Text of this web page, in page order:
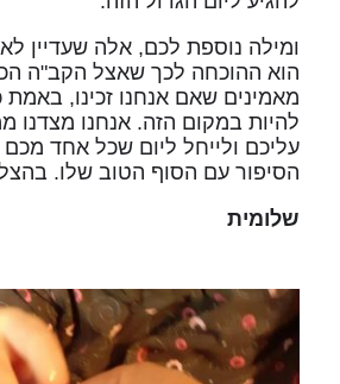
ומילה נוספת לכם, אלה שעדיין
הוא ההוכחה לכך שאצל הקב"ה
מאמינים שאם אנחנו זכינו, באמת
להיות במקום הזה. אנחנו מצדנו
עליכם ולייחל ליום שכל אחד
הסיפור עם הסוף הטוב שלו.
שלומית